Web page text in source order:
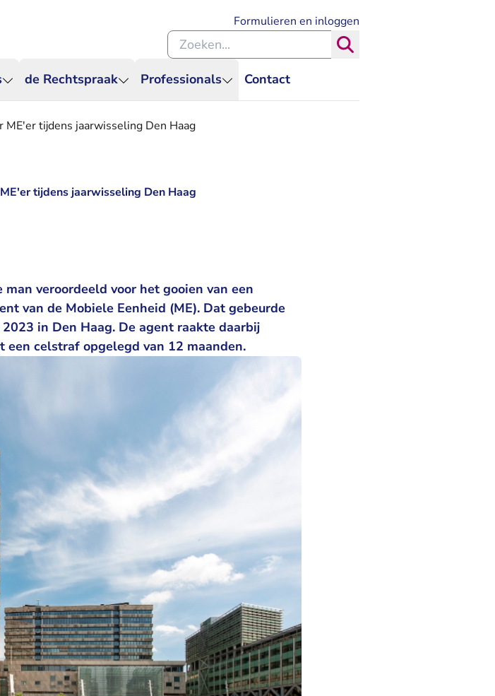
de Rechtspraak Professionals Contact
Formulieren en inloggen
Zoeken binnen de Rechtspraak
ME'er tijdens jaarwisseling Den Haag
tijdens jaarwisseling Den Haag
veroordeeld voor het gooien van een
van de Mobiele Eenheid (ME). Dat gebeurde
in Den Haag. De agent raakte daarbij
celstraf opgelegd van 12 maanden.